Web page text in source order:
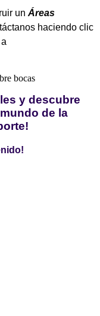
un Áreas
haciendo clic
y descubre
de la